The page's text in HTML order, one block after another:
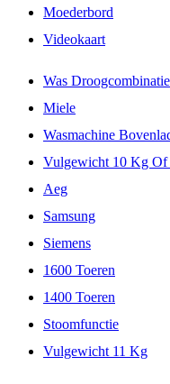
Moederbord
Videokaart
Was Droogcombinatie
Miele
Wasmachine
Vulgewicht 10 Kg Of
Aeg
Samsung
Siemens
1600 Toeren
1400 Toeren
Stoomfunctie
Vulgewicht 11 Kg